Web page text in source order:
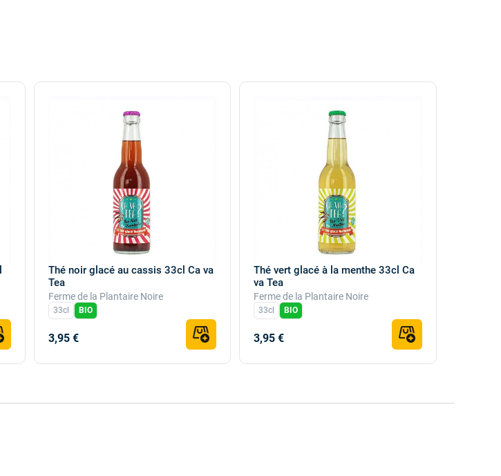
Thé noir glacé au cassis 33cl Ca va
Tea
Ferme de la Plantaire Noire
33cl BIO
3,95 €
Thé vert glacé à la menthe 33cl Ca
va Tea
Ferme de la Plantaire Noire
33cl BIO
3,95 €